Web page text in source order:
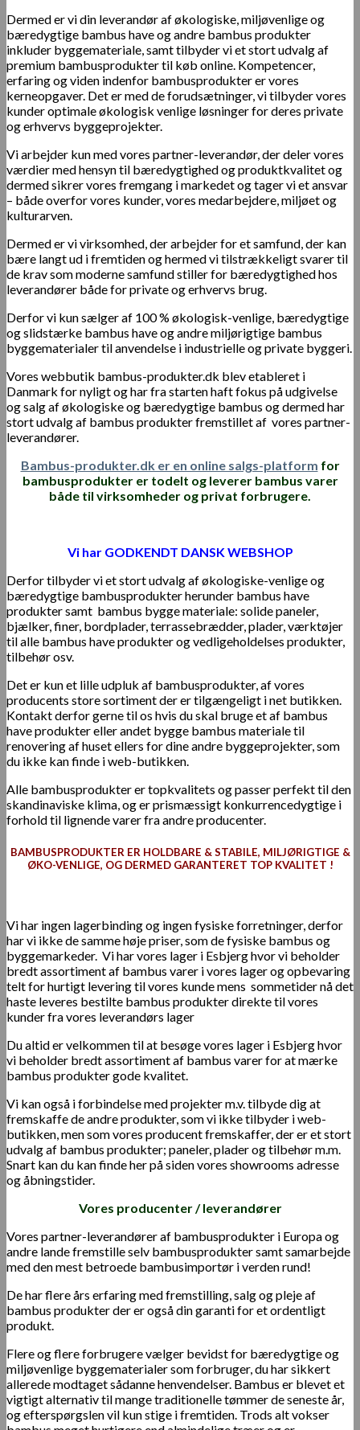
Dermed er vi din leverandør af økologiske, miljøvenlige og
bæredygtige bambus have og andre bambus produkter
inkluder byggemateriale, samt tilbyder vi et stort udvalg af
premium bambusprodukter til køb online. Kompetencer,
erfaring og viden indenfor bambusprodukter er vores
kerneopgaver. Det er med de forudsætninger, vi tilbyder vores
kunder optimale økologisk venlige løsninger for deres private
og erhvervs byggeprojekter.
Vi arbejder kun med vores partner-leverandør, der deler vores
værdier med hensyn til bæredygtighed og produktkvalitet og
dermed sikrer vores fremgang i markedet og tager vi et ansvar
– både overfor vores kunder, vores medarbejdere, miljøet og
kulturarven.
Dermed er vi virksomhed, der arbejder for et samfund, der kan
bære langt ud i fremtiden og hermed vi tilstrækkeligt svarer til
de krav som moderne samfund stiller for bæredygtighed hos
leverandører både for private og erhvervs brug.
Derfor vi kun sælger af 100 % økologisk-venlige, bæredygtige
og slidstærke bambus have og andre miljørigtige bambus
byggematerialer til anvendelse i industrielle og private byggeri.
Vores webbutik bambus-produkter.dk blev etableret i
Danmark for nyligt og har fra starten haft fokus på udgivelse
og salg af økologiske og bæredygtige bambus og dermed har
stort udvalg af bambus produkter fremstillet af vores partner-
leverandører.
Bambus-produkter.dk er en online salgs-platform for
bambusprodukter er todelt og leverer bambus varer
både til virksomheder og privat forbrugere.
Vi har GODKENDT DANSK WEBSHOP
Derfor tilbyder vi et stort udvalg af økologiske-venlige og
bæredygtige bambusprodukter herunder bambus have
produkter samt bambus bygge materiale: solide paneler,
bjælker, finer, bordplader, terrassebrædder, plader, værktøjer
til alle bambus have produkter og vedligeholdelses produkter,
tilbehør osv.
Det er kun et lille udpluk af bambusprodukter, af vores
producents store sortiment der er tilgængeligt i net butikken.
Kontakt derfor gerne til os hvis du skal bruge et af bambus
have produkter eller andet bygge bambus materiale til
renovering af huset ellers for dine andre byggeprojekter, som
du ikke kan finde i web-butikken.
Alle bambusprodukter er topkvalitets og passer perfekt til den
skandinaviske klima, og er prismæssigt konkurrencedygtige i
forhold til lignende varer fra andre producenter.
BAMBUSPRODUKTER ER HOLDBARE & STABILE, MILJØRIGTIGE &
ØKO-VENLIGE, OG DERMED GARANTERET TOP KVALITET !
Vi har ingen lagerbinding og ingen fysiske forretninger, derfor
har vi ikke de samme høje priser, som de fysiske bambus og
byggemarkeder. Vi har vores lager i Esbjerg hvor vi beholder
bredt assortiment af bambus varer i vores lager og opbevaring
telt for hurtigt levering til vores kunde mens sommetider nå det
haste leveres bestilte bambus produkter direkte til vores
kunder fra vores leverandørs lager
Dualtid er velkommen til at besøge vores lager i Esbjerg hvor
vi beholder bredt assortiment af bambus varer for at mærke
bambus produkter gode kvalitet.
Vi kan også i forbindelse med projekter m.v. tilbyde dig at
fremskaffe de andre produkter, som vi ikke tilbyder i web-
butikken, men som vores producent fremskaffer, der er et stort
udvalg af bambus produkter; paneler, plader og tilbehør m.m.
Snart kan du kan finde her på siden vores showrooms adresse
og åbningstider.
Vores producenter / leverandører
Vores partner-leverandører af bambusprodukter i Europa og
andre lande fremstille selv bambusprodukter samt samarbejde
med den mest betroede bambusimportør i verden rund!
De har flere års erfaring med fremstilling, salg og pleje af
bambus produkter der er også din garanti for et ordentligt
produkt.
Flere og flere forbrugere vælger bevidst for bæredygtige og
miljøvenlige byggematerialer som forbruger, du har sikkert
allerede modtaget sådanne henvendelser. Bambus er blevet et
vigtigt alternativ til mange traditionelle tømmer de seneste år,
og efterspørgslen vil kun stige i fremtiden. Trods alt vokser